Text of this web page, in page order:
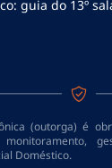
guia do 13º
(outorga) é
monitoramento,
Doméstico.